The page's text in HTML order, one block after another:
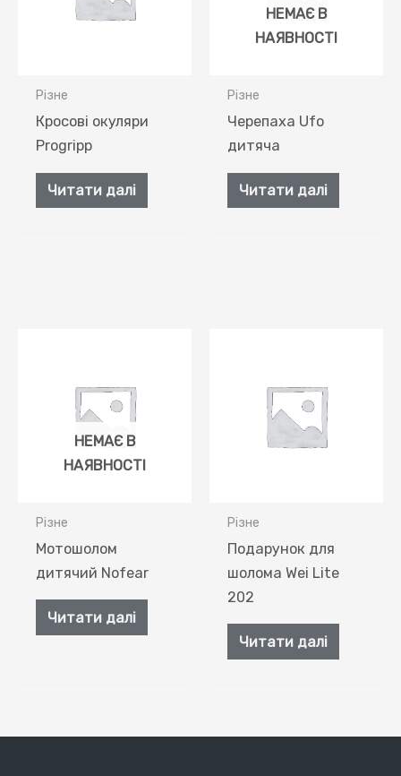
Різне
Кросові окуляри
Progripp
Читати далі
НЕМАЄ В
НАЯВНОСТІ
Різне
Черепаха Ufo
дитяча
Читати далі
НЕМАЄ В
НАЯВНОСТІ
Різне
Мотошолом
дитячий Nofear
Читати далі
Різне
Подарунок для
шолома Wei Lite
202
Читати далі